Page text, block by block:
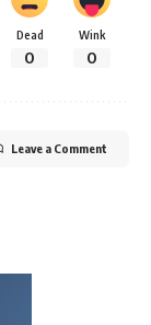
Dead
0
Wink
0
Leave a Comment